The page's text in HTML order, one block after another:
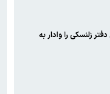
زلنسکی را وادار به